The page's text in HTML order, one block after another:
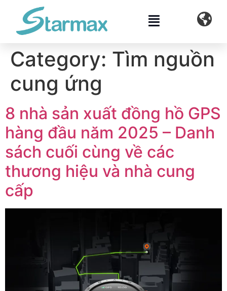
Category: Tìm nguồn
cung ứng
8 nhà sản xuất đồng hồ GPS
hàng đầu năm 2025 – Danh
sách cuối cùng về các
thương hiệu và nhà cung
cấp